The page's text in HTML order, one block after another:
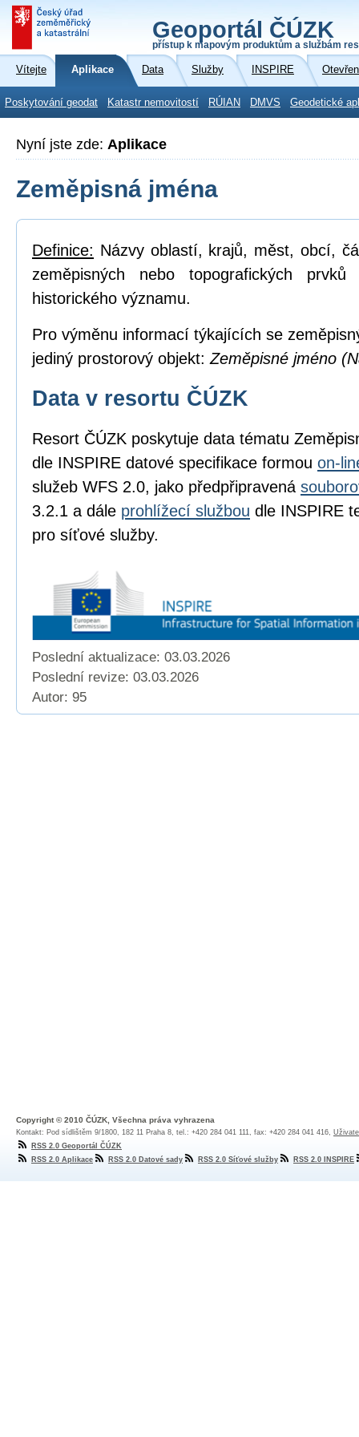
Geoportál ČÚZK
přístup k mapovým produktům a službám
Vítejte Aplikace Data Služby INSPIRE
Poskytování geodat Katastr nemovitostí RÚIAN DMVS Geodetické
Nyní jste zde: Aplikace
Zeměpisná jména
Definice: Názvy oblastí, krajů, měst, obcí,
zeměpisných nebo topografických
historického významu.
Pro výměnu informací týkajících se
jediný prostorový objekt: Zeměpisné jméno
Data v resortu ČÚZK
Resort ČÚZK poskytuje data tématu
dle INSPIRE datové specifikace formou on-
služeb WFS 2.0, jako předpřipravená
3.2.1 a dále prohlížecí službou dle INSPIRE
pro síťové služby.
Poslední aktualizace: 03.03.2026
Poslední revize: 03.03.2026
Autor: 95
Copyright © 2010 ČÚZK, Všechna práva vyhrazena
Kontakt: Pod sídlištěm 9/1800, 182 11 Praha 8, tel.: +420 284 041 111, fax: +420 284 041 416,
RSS 2.0 Geoportál ČÚZK
RSS 2.0 Aplikace
RSS 2.0 Datové sady RSS 2.0 Síťové služby RSS 2.0 INSPIRE